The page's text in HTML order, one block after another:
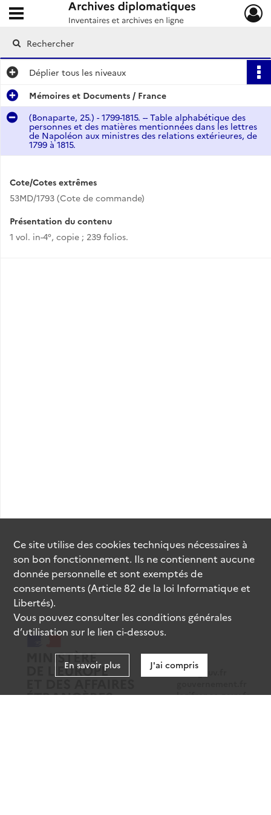
Archives diplomatiques
Ouvrir le menu déroulant
Déplier tous les niveaux
Mémoires et Documents / France
(Bonaparte, 25.) - 1799-1815. -- Table alphabétique des
personnes et des matières mentionnées dans les lettres
de Napoléon aux ministres des relations extérieures, de
1799 à 1815.
Cote/Cotes extrêmes
53MD/1793 (Cote de commande)
Présentation du contenu
1 vol. in-4°, copie ; 239 folios.
data.gouv.fr
legifrance.gouv.fr
Ce site utilise descookiestechniques nécessaires à
son bon fonctionnement. Ils ne contiennent aucune
donnée personnelle et sont exemptés de
consentements (Article 82 de la loi Informatique et
Libertés).
Vous pouvez consulter les conditions générales
d’utilisation sur le lien ci-dessous.
En savoir plus J'ai compris